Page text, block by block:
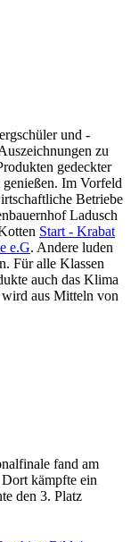
und -
zu
gedeckter
Im Vorfeld
Betriebe
Ladusch
Start - Krabat
e.G. Andere luden
Für alle Klassen
auch das Klima
aus Mitteln von
fand am
kämpfte ein
den 3. Platz